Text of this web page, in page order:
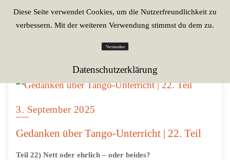
3. September 2025
Gedanken über Tango-Unterricht | 22. Teil
Teil 22) Nett oder ehrlich – oder beides?
Diese Seite verwendet Cookies, um die Nutzerfreundlichkeit zu
verbessern. Mit der weiteren Verwendung stimmst du dem zu.
Verstanden
Datenschutzerklärung